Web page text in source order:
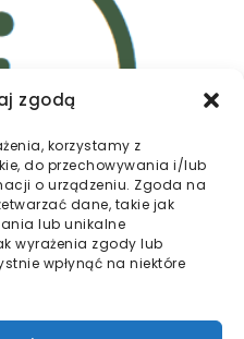
zgodą
korzystamy z
do przechowywania i/lub
o urządzeniu. Zgoda na
dane, takie jak
lub unikalne
wyrażenia zgody lub
wpłynąć na niektóre